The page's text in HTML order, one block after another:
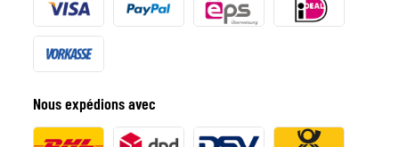
Nous expédions avec